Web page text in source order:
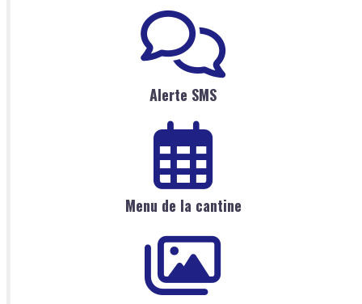
Alerte SMS
Menu de la cantine